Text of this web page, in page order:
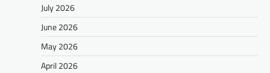
July 2026
June 2026
May 2026
April 2026